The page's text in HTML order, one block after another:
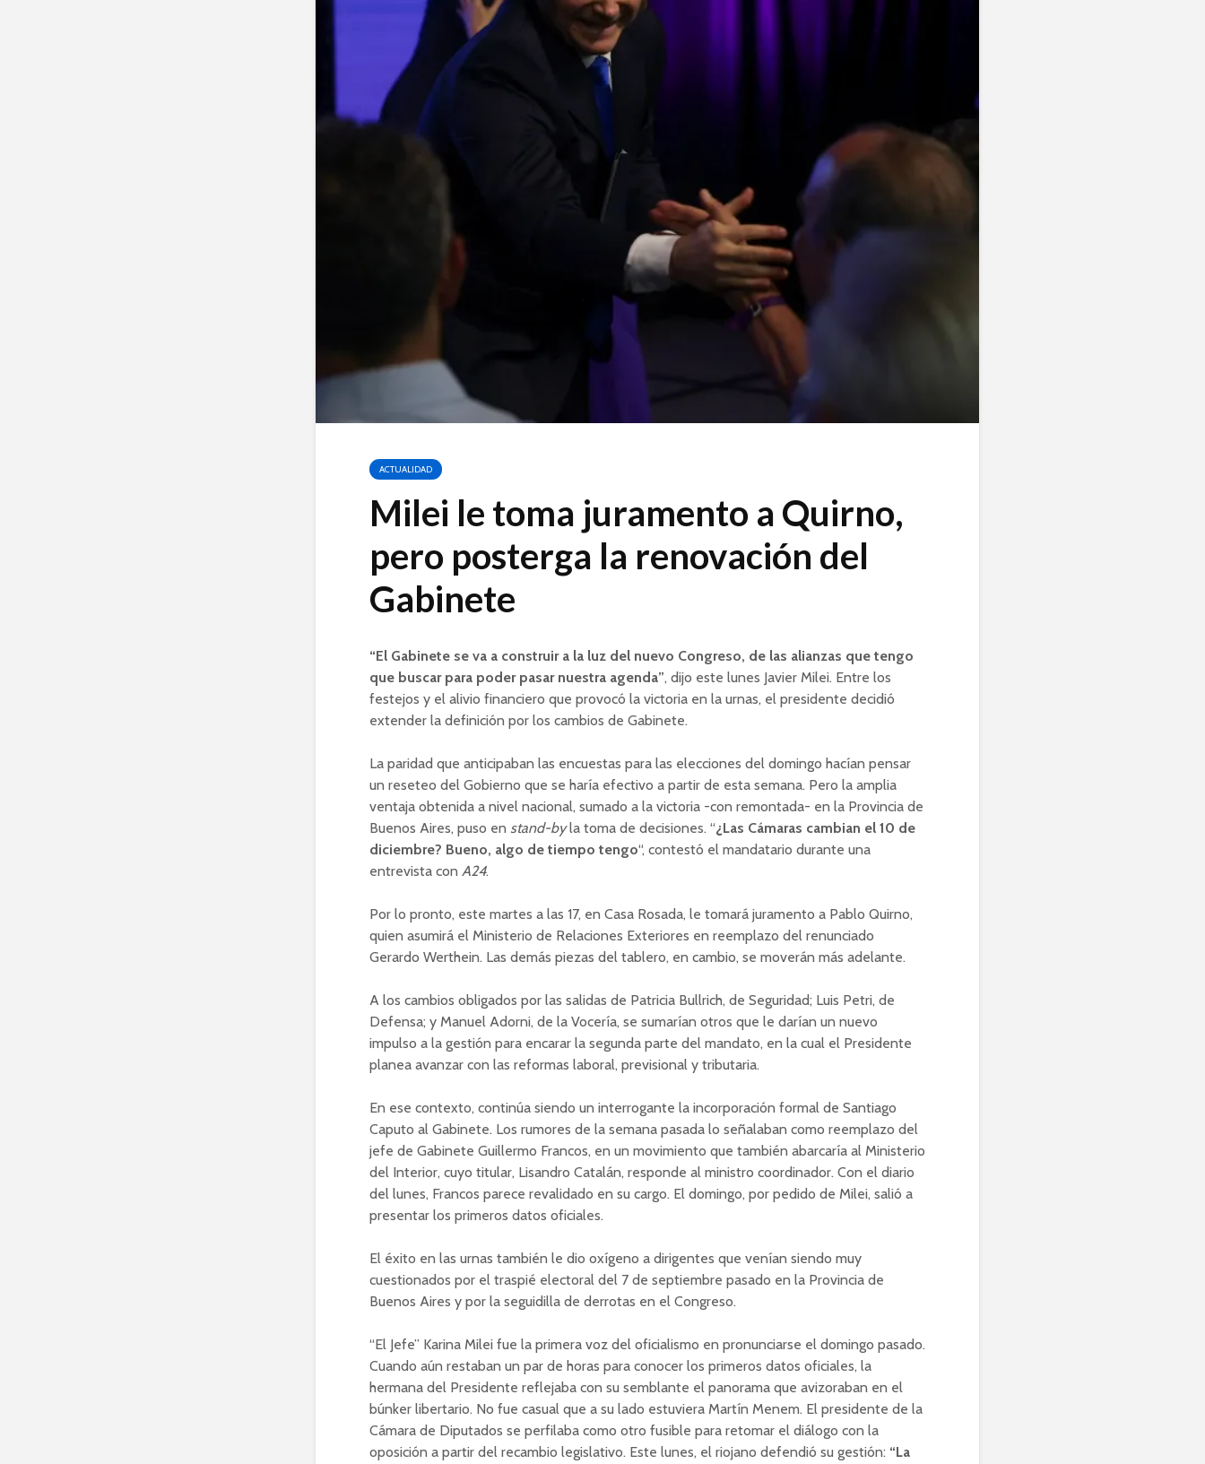
ACTUALIDAD
Milei le toma juramento a Quirno,
pero posterga la renovación del
Gabinete
“El Gabinete se va a construir a la luz del nuevo Congreso, de las alianzas que tengo
que buscar para poder pasar nuestra agenda”, dijo este lunes Javier Milei. Entre los
festejos y el alivio financiero que provocó la victoria en la urnas, el presidente decidió
extender la definición por los cambios de Gabinete.
La paridad que anticipaban las encuestas para las elecciones del domingo hacían pensar
un reseteo del Gobierno que se haría efectivo a partir de esta semana. Pero la amplia
ventaja obtenida a nivel nacional, sumado a la victoria -con remontada- en la Provincia de
Buenos Aires, puso en stand-byla toma de decisiones. “¿Las Cámaras cambian el 10 de
diciembre? Bueno, algo de tiempo tengo“, contestó el mandatario durante una
entrevista con A24.
Por lo pronto, este martes a las 17, en Casa Rosada, le tomará juramento a Pablo Quirno,
quien asumirá el Ministerio de Relaciones Exteriores en reemplazo del renunciado
Gerardo Werthein. Las demás piezas del tablero, en cambio, se moverán más adelante.
A los cambios obligados por las salidas de Patricia Bullrich, de Seguridad; Luis Petri, de
Defensa; y Manuel Adorni, de la Vocería, se sumarían otros que le darían un nuevo
impulso a la gestión para encarar la segunda parte del mandato, en la cual el Presidente
planea avanzar con las reformas laboral, previsional y tributaria.
En ese contexto, continúa siendo un interrogante la incorporación formal de Santiago
Caputo al Gabinete. Los rumores de la semana pasada lo señalaban como reemplazo del
jefe de Gabinete Guillermo Francos, en un movimiento que también abarcaría al Ministerio
del Interior, cuyo titular, Lisandro Catalán, responde al ministro coordinador. Con el diario
del lunes, Francos parece revalidado en su cargo. El domingo, por pedido de Milei, salió a
presentar los primeros datos oficiales.
El éxito en las urnas también le dio oxígeno a dirigentes que venían siendo muy
cuestionados por el traspié electoral del 7 de septiembre pasado en la Provincia de
Buenos Aires y por la seguidilla de derrotas en el Congreso.
“El Jefe” Karina Milei fue la primera voz del oficialismo en pronunciarse el domingo pasado.
Cuando aún restaban un par de horas para conocer los primeros datos oficiales, la
hermana del Presidente reflejaba con su semblante el panorama que avizoraban en el
búnker libertario. No fue casual que a su lado estuviera Martín Menem. El presidente de la
Cámara de Diputados se perfilaba como otro fusible para retomar el diálogo con la
oposición a partir del recambio legislativo. Este lunes, el riojano defendió su gestión: “La